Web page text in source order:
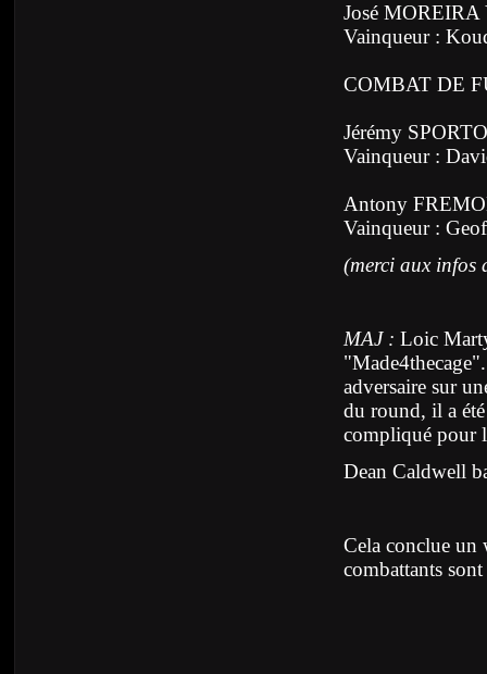
José
Vainqueur :
COMBAT DE
Jérémy
Vainqueur :
Antony
Vainqueur :
(merci aux infos
MAJ : Loic
adversaire sur
du round, il a
compliqué pour
Dean Caldwell
Cela conclue un
combattants